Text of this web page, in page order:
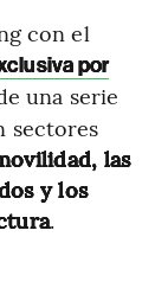
con el
por
una serie
sectores
las
y los
.